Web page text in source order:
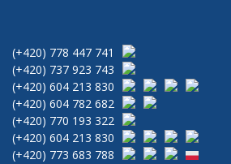
(+420) 778 447 741
(+420) 737 923 743
(+420) 604 213 830
(+420) 604 782 682
(+420) 770 193 322
(+420) 604 213 830
(+420) 773 683 788